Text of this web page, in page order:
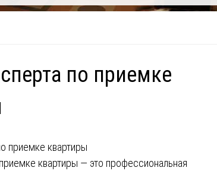
по приемке
квартиры — это профессиональная